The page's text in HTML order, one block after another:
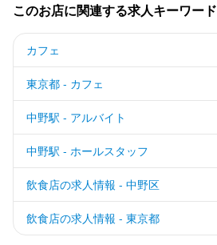
このお店に関連する求人キーワード
カフェ
東京都 - カフェ
中野駅 - アルバイト
中野駅 - ホールスタッフ
飲食店の求人情報 - 中野区
飲食店の求人情報 - 東京都